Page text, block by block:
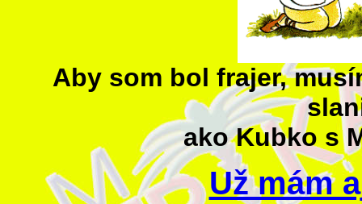
Aby som bol frajer,
ako Kubko s
Už mám